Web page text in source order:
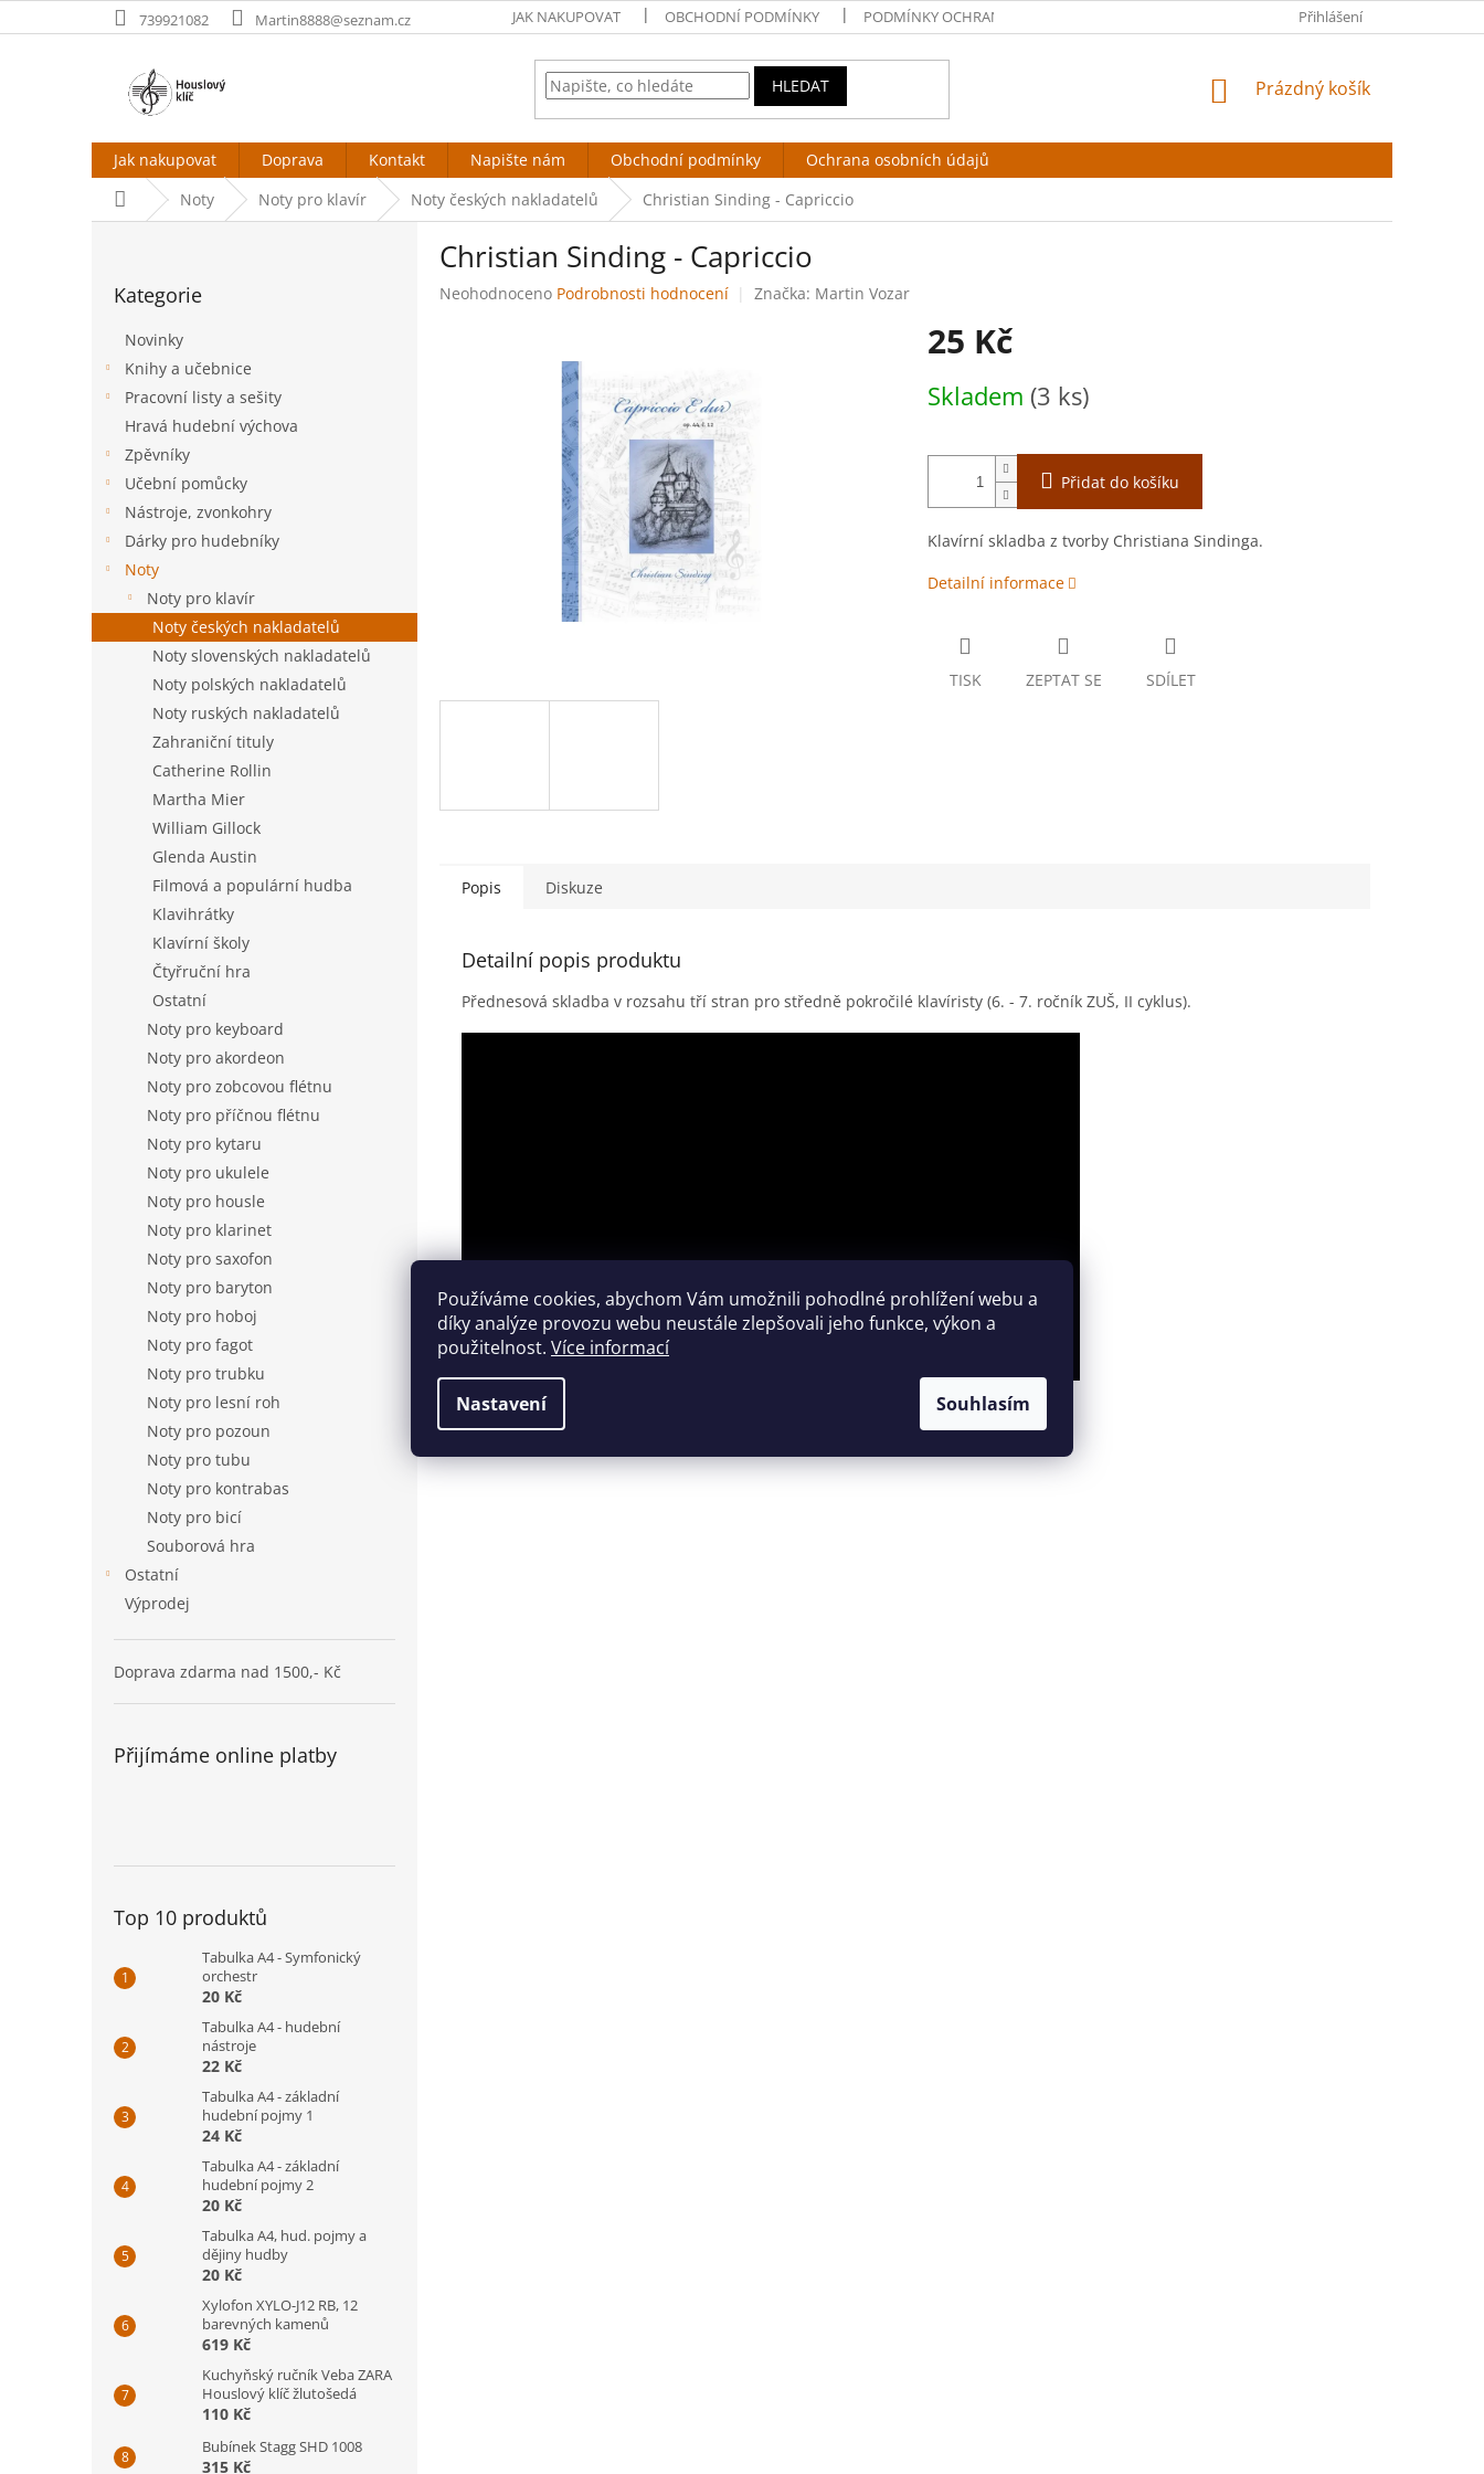
Používáme cookies, abychom Vám umožnili pohodlné prohlížení webu a
díky analýze provozu webu neustále zlepšovali jeho funkce, výkon a
použitelnost. Více informací
Nastavení Souhlasím
na
739921082 Martin8888@seznam.cz JAK NAKUPOVAT OBCHODNÍ PODMÍNKY PODMÍNKY OCHRANY OSOBNÍCH ÚDAJŮ Přihlášení
HLEDAT
NÁKUPNÍ
Prázdný košík
Jak nakupovat Doprava Kontakt Napište nám Obchodní podmínky
Ochrana osobních údajů
Domů Noty Noty pro klavír Noty českých nakladatelů Christian Sinding - Capriccio
kategorie
Kategorie
Novinky
Knihy a učebnice
Pracovní listy a sešity
Hravá hudební výchova
Zpěvníky
Učební pomůcky
Nástroje, zvonkohry
Dárky pro hudebníky
Noty
Noty pro klavír
Noty českých nakladatelů
Noty slovenských nakladatelů
Noty polských nakladatelů
Noty ruských nakladatelů
Zahraniční tituly
Catherine Rollin
Martha Mier
William Gillock
Glenda Austin
Filmová a populární hudba
Klavihrátky
Klavírní školy
Čtyřruční hra
Ostatní
Noty pro keyboard
Noty pro akordeon
Noty pro zobcovou flétnu
Noty pro příčnou flétnu
Noty pro kytaru
Noty pro ukulele
Noty pro housle
Noty pro klarinet
Noty pro saxofon
Noty pro baryton
Noty pro hoboj
Noty pro fagot
Noty pro trubku
Noty pro lesní roh
Noty pro pozoun
Noty pro tubu
Noty pro kontrabas
Noty pro bicí
Souborová hra
Ostatní
Výprodej
Doprava zdarma nad 1500,- Kč
Přijímáme online platby
Top 10 produktů
Tabulka A4 - Symfonický
orchestr
20 Kč
Tabulka A4 - hudební
nástroje
22 Kč
Tabulka A4 - základní
hudební pojmy 1
24 Kč
Tabulka A4 - základní
hudební pojmy 2
20 Kč
Tabulka A4, hud. pojmy a
dějiny hudby
20 Kč
Xylofon XYLO-J12 RB, 12
barevných kamenů
619 Kč
Kuchyňský ručník Veba ZARA
Houslový klíč žlutošedá
110 Kč
Bubínek Stagg SHD 1008
315 Kč
Christian Sinding - Capriccio
Průměrné
Neohodnoceno Podrobnosti hodnocení Značka: Martin Vozar
25 Kč
cena:
Skladem (3 ks)
Přidat do košíku
Klavírní skladba z tvorby Christiana Sindinga.
Detailní informace
TISK ZEPTAT SE SDÍLET
Popis Diskuze
Detailní popis produktu
Přednesová skladba v rozsahu tří stran pro středně pokročilé klavíristy (6. - 7. ročník ZUŠ, II cyklus).